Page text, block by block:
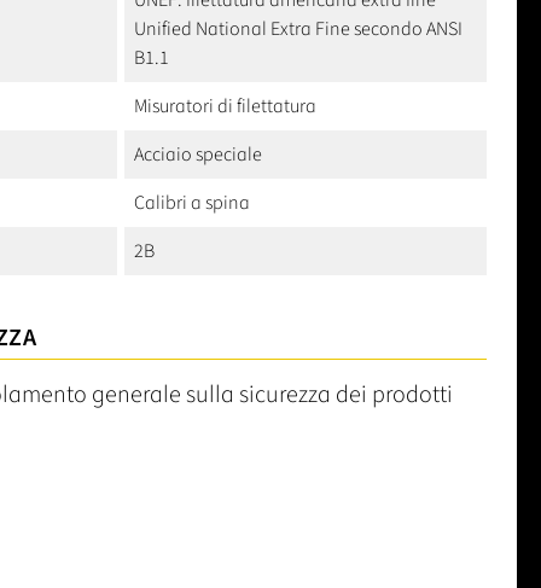
Unified National Extra Fine secondo ANSI
B1.1
Misuratori di filettatura
Acciaio speciale
Calibri a spina
2B
generale sulla sicurezza dei prodotti